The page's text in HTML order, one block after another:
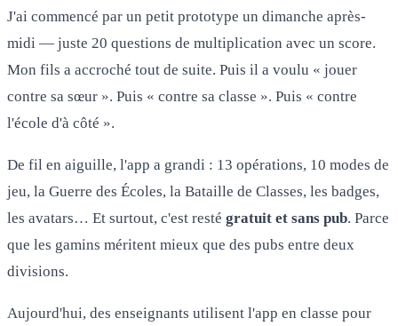
J'ai commencé par un petit prototype un dimanche après-
midi — juste 20 questions de multiplication avec un score.
Mon fils a accroché tout de suite. Puis il a voulu « jouer
contre sa sœur ». Puis « contre sa classe ». Puis « contre
l'école d'à côté ».
De fil en aiguille, l'app a grandi : 13 opérations, 10 modes de
jeu, la Guerre des Écoles, la Bataille de Classes, les badges,
les avatars… Et surtout, c'est resté gratuit et sans pub. Parce
que les gamins méritent mieux que des pubs entre deux
divisions.
Aujourd'hui, des enseignants utilisent l'app en classe pour